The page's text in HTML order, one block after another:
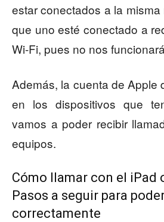
estar conectados a la
que uno esté conectado a
Wi-Fi, pues no nos
Además, la cuenta de Apple
en los dispositivos que
vamos a poder recibir
equipos.
Cómo llamar con el iPad
Pasos a seguir para
correctamente